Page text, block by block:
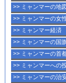
>> ミャンマーの地図
>> ミャンマーの女
>> ミャンマー経済
>> ミャンマーの国
>> ミャンマーの首
>> ミャンマーへの
>> ミャンマーの治